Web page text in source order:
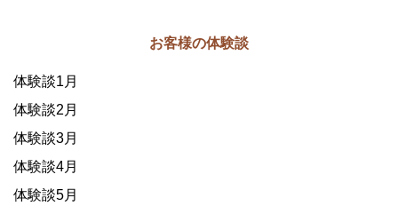
お客様の体験談
体験談1月
体験談2月
体験談3月
体験談4月
体験談5月